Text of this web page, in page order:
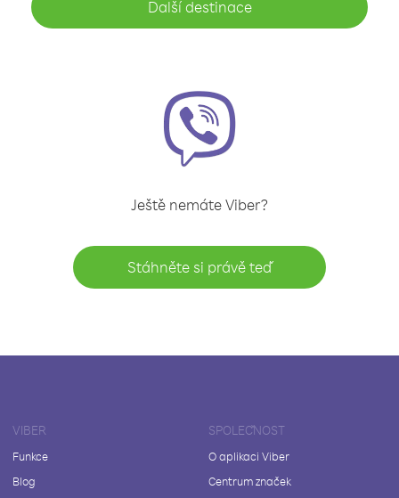
Další destinace
Ještě nemáte Viber?
Stáhněte si právě teď
VIBER
Funkce
Blog
SPOLEČNOST
O aplikaci Viber
Centrum značek